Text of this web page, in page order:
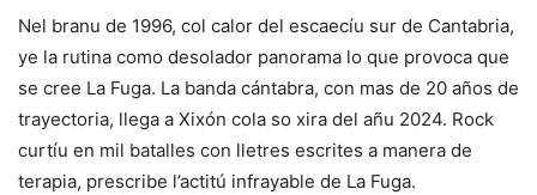
Nel branu de 1996, col calor del escaecíu sur de Cantabria,
ye la rutina como desolador panorama lo que provoca que
se cree La Fuga. La banda cántabra, con mas de 20 años de
trayectoria, llega a Xixón cola so xira del añu 2024. Rock
curtíu en mil batalles con lletres escrites a manera de
terapia, prescribe l’actitú infrayable de La Fuga.